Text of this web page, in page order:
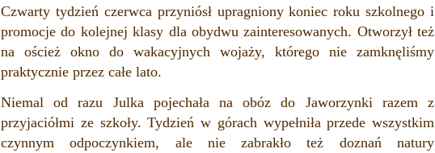
Czwarty tydzień czerwca przyniósł upragniony koniec roku szkolnego i
promocje do kolejnej klasy dla obydwu zainteresowanych. Otworzył też
na oścież okno do wakacyjnych wojaży, którego nie zamknęliśmy
praktycznie przez całe lato.
Niemal od razu Julka pojechała na obóz do Jaworzynki razem z
przyjaciółmi ze szkoły. Tydzień w górach wypełniła przede wszystkim
czynnym odpoczynkiem, ale nie zabrakło też doznań natury